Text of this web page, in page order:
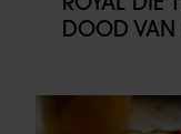
DOOD VAN